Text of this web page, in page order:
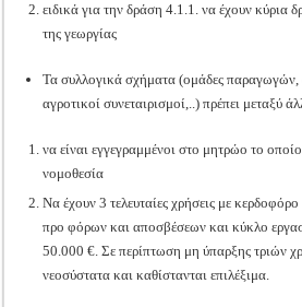
ειδικά για την δράση 4.1.1. να έχουν κύρια
της γεωργίας
Τα συλλογικά σχήματα (ομάδες
αγροτικοί συνεταιρισμοί,..) πρέπει μεταξύ
να είναι εγγεγραμμένοι στο μητρώο το
νομοθεσία
Να έχουν 3 τελευταίες χρήσεις με
προ φόρων και αποσβέσεων και κύκλο
50.000 €. Σε περίπτωση μη ύπαρξης τριών
νεοσύστατα και καθίστανται επιλέξιμα.